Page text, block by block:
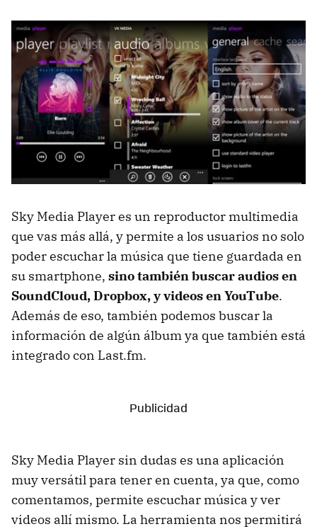
Sky Media Player es un reproductor multimedia
que vas más allá, y permite a los usuarios no solo
poder escuchar la música que tiene guardada en
su smartphone, sino también buscar audios en
SoundCloud, Dropbox, y videos en YouTube.
Además de eso, también podemos buscar la
información de algún álbum ya que también está
integrado con Last.fm.
Sky Media Player sin dudas es una aplicación
muy versátil para tener en cuenta, ya que, como
comentamos, permite escuchar música y ver
videos allí mismo. La herramienta nos permitirá